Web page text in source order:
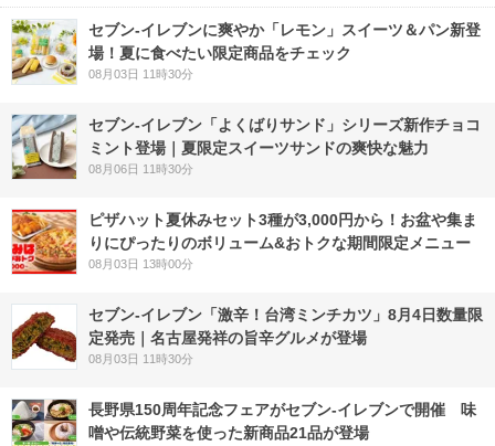
セブン‐イレブンに爽やか「レモン」スイーツ＆パン新登
場！夏に食べたい限定商品をチェック
08月03日 11時30分
セブン‐イレブン「よくばりサンド」シリーズ新作チョコ
ミント登場｜夏限定スイーツサンドの爽快な魅力
08月06日 11時30分
ピザハット夏休みセット3種が3,000円から！お盆や集ま
りにぴったりのボリューム&おトクな期間限定メニュー
08月03日 13時00分
セブン-イレブン「激辛！台湾ミンチカツ」8月4日数量限
定発売｜名古屋発祥の旨辛グルメが登場
08月03日 11時30分
長野県150周年記念フェアがセブン-イレブンで開催 味
噌や伝統野菜を使った新商品21品が登場